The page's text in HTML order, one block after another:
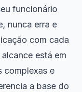
funcionário
nunca erra e
com cada
está em
complexas e
a base do